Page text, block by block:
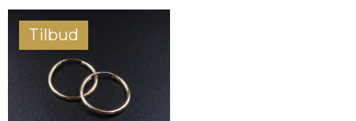
Tilbud